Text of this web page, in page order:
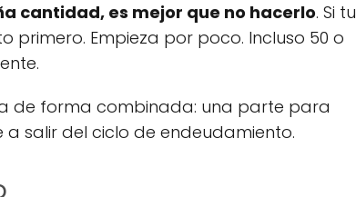
cantidad, es mejor que no hacerlo. Si tu
primero. Empieza por poco. Incluso 50 o
de forma combinada: una parte para
salir del ciclo de endeudamiento.